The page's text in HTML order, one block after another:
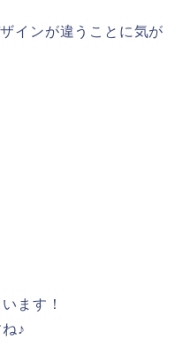
インが違うことに気が
ます！
♪